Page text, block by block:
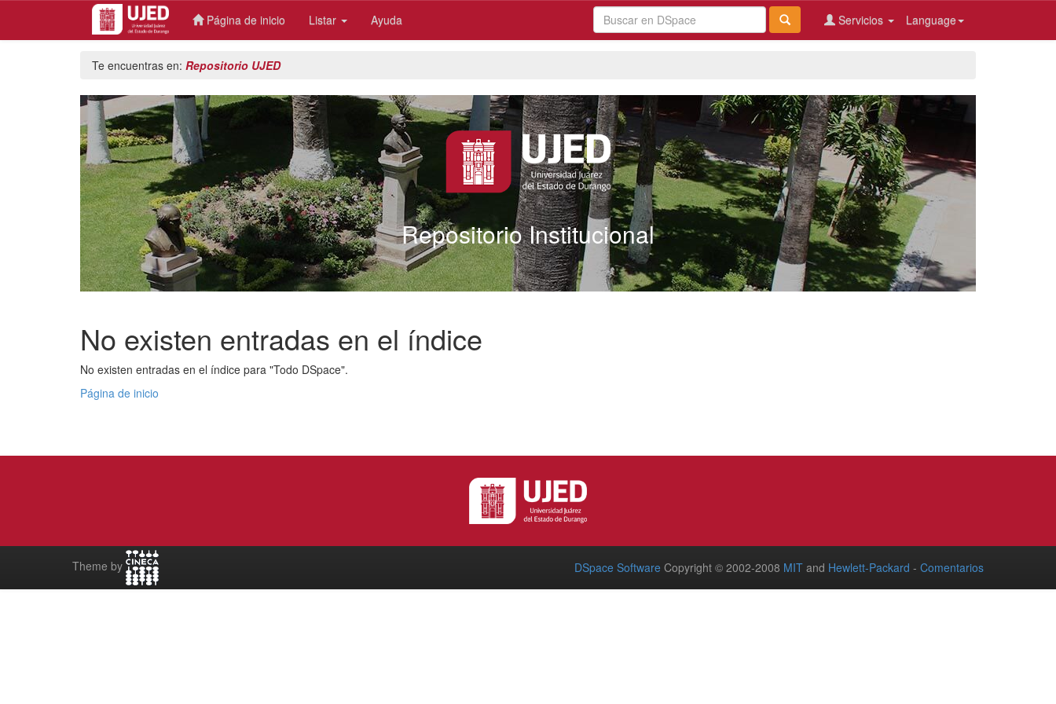
Página de inicio Listar Ayuda Language
Servicios
Te encuentras en: Repositorio UJED
Repositorio Institucional
No existen entradas en el índice
No existen entradas en el índice para "Todo DSpace".
Página de inicio
Theme by DSpace Software Copyright © 2002-2008 MIT and Hewlett-Packard - Comentarios